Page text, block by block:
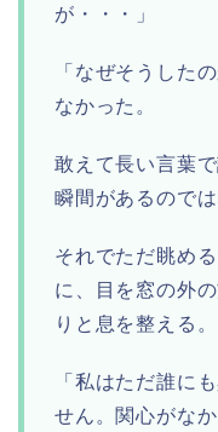
が・・・」
「なぜそうした
なかった。
敢えて長い言葉
瞬間があるのでは
それでただ眺め
に、目を窓の外
りと息を整える。
「私はただ誰に
せん。関心がな